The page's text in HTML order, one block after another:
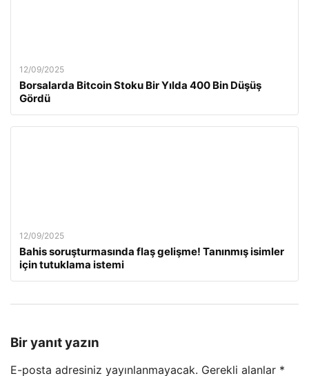
12/09/2025
Borsalarda Bitcoin Stoku Bir Yılda 400 Bin Düşüş
Gördü
12/09/2025
Bahis soruşturmasında flaş gelişme! Tanınmış isimler
için tutuklama istemi
Bir yanıt yazın
E-posta adresiniz yayınlanmayacak. Gerekli alanlar *